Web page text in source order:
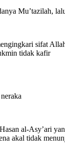
Mu’tazilah,
sifat
tidak kafir
al-Asy’ari
akal tidak